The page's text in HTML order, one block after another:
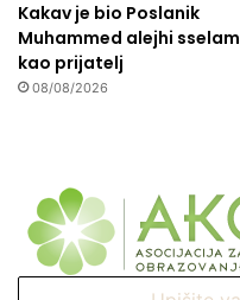
Kakav je bio Poslanik
Muhammed alejhi sselam
kao prijatelj
08/08/2026